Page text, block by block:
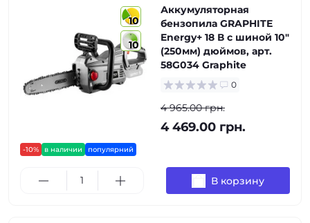
10
10
-10% в наличии популярний
Аккумуляторная
бензопила GRAPHITE
Energy+ 18 В с шиной 10"
(250мм) дюймов, арт.
58G034 Graphite
0
4 965.00 грн.
4 469.00 грн.
В корзину